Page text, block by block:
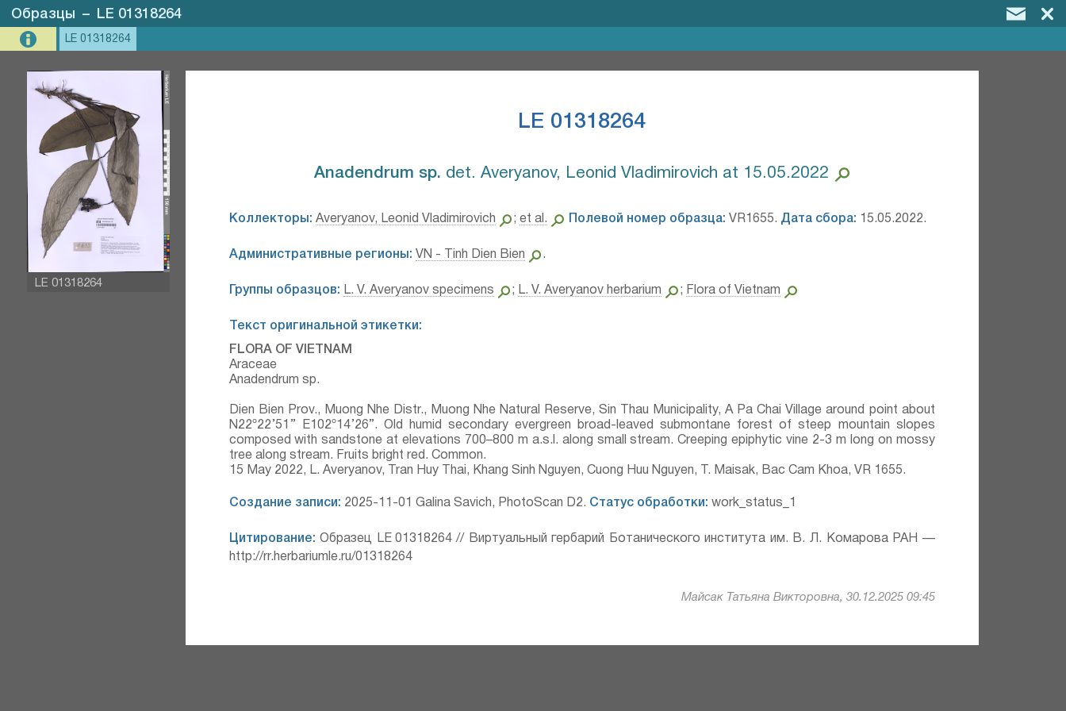
Образцы – LE 01318264
LE 01318264
LE 01318264
LE 01318264
Anadendrum sp.⁣ det. Averyanov, Leonid Vladimirovich at 15.05.2022
Коллекторы: Averyanov, Leonid Vladimirovich ;et al. Полевой номер образца: VR1655. Дата сбора: 15.05.2022.
Административные регионы: VN - Tinh Dien Bien .
Группы образцов: L. V. Averyanov specimens ; L. V. Averyanov herbarium ; Flora of Vietnam
Текст оригинальной этикетки:
FLORA OF VIETNAM
Araceae
Anadendrum sp.
Dien Bien Prov., Muong Nhe Distr., Muong Nhe Natural Reserve, Sin Thau Municipality, A Pa Chai Village around point about
N22º22’51’’ E102º14’26”. Old humid secondary evergreen broad-leaved submontane forest of steep mountain slopes
composed with sandstone at elevations 700–800 m a.s.l. along small stream. Creeping epiphytic vine 2-3 m long on mossy
tree along stream. Fruits bright red. Common.
15 May 2022, L. Averyanov, Tran Huy Thai, Khang Sinh Nguyen, Cuong Huu Nguyen, T. Maisak, Bac Cam Khoa, VR 1655.
Создание записи: 2025-11-01 Galina Savich, PhotoScan D2. Статус обработки: work_status_1
Цитирование: Образец LE 01318264 // Виртуальный гербарий Ботанического института им. В. Л. Комарова РАН —
http://rr.herbariumle.ru/01318264
Майсак Татьяна Викторовна, 30.12.2025 09:45